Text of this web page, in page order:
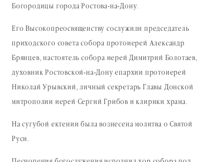
Богородицы города Ростова-на-Дону.
Его Высокопреосвященству сослужили председатель
приходского совета собора протоиерей Александр
Брянцев, настоятель собора иерей Димитрий Болотаев,
духовник Ростовской-на-Дону епархии протоиерей
Николай Урывский, личный секретарь Главы Донской
митрополии иерей Сергий Грибов и клирики храма.
На сугубой ектении была вознесена молитва о Святой
Руси.